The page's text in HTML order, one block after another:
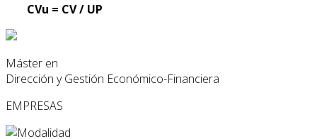
CVu = CV / UP
Máster en
Dirección y Gestión Económico-Financiera
EMPRESAS